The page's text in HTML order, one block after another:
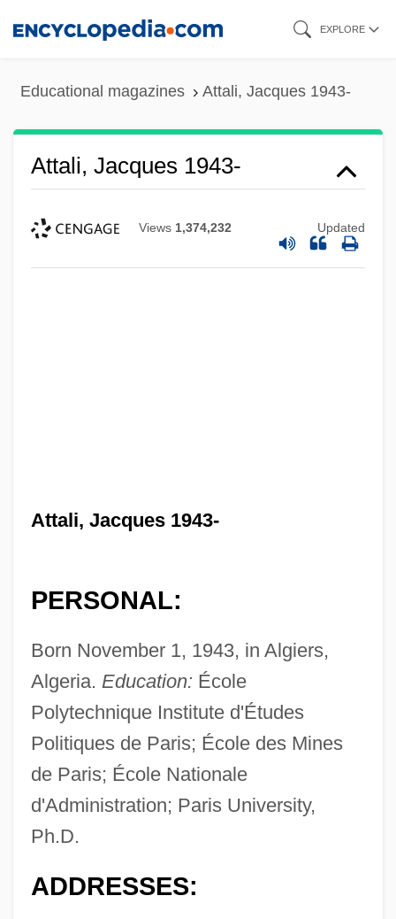
EXPLORE
Educational magazines Attali, Jacques 1943-
Attali, Jacques 1943-
Views 1,374,232 Updated
Attali, Jacques 1943-
PERSONAL:
Born November 1, 1943, in Algiers,
Algeria. Education: École
Polytechnique Institute d'Études
Politiques de Paris; École des Mines
de Paris; École Nationale
d'Administration; Paris University,
Ph.D.
ADDRESSES: